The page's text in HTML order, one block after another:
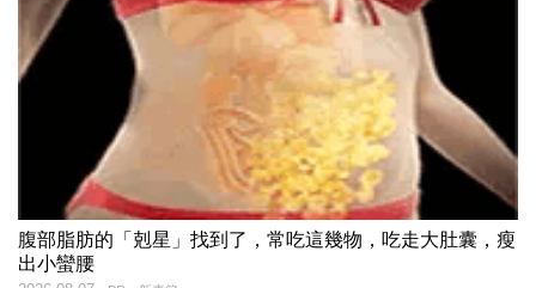
腹部脂肪的「剋星」找到了，常吃這幾物，吃走大肚囊，瘦
出小蠻腰